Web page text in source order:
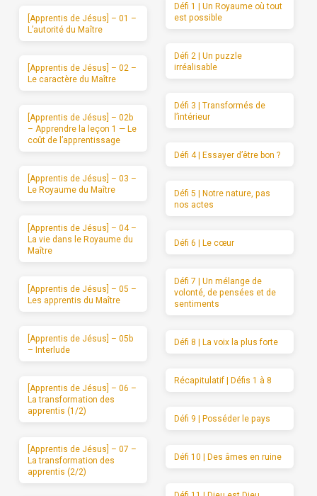
[Apprentis de Jésus] – 01 –
L’autorité du Maître
[Apprentis de Jésus] – 02 –
Le caractère du Maître
[Apprentis de Jésus] – 02b
– Apprendre la leçon 1 — Le
coût de l’apprentissage
[Apprentis de Jésus] – 03 –
Le Royaume du Maître
[Apprentis de Jésus] – 04 –
La vie dans le Royaume du
Maître
[Apprentis de Jésus] – 05 –
Les apprentis du Maître
[Apprentis de Jésus] – 05b
– Interlude
[Apprentis de Jésus] – 06 –
La transformation des
apprentis (1/2)
[Apprentis de Jésus] – 07 –
La transformation des
apprentis (2/2)
Défi 1 | Un Royaume où tout
est possible
Défi 2 | Un puzzle
irréalisable
Défi 3 | Transformés de
l’intérieur
Défi 4 | Essayer d’être bon ?
Défi 5 | Notre nature, pas
nos actes
Défi 6 | Le cœur
Défi 7 | Un mélange de
volonté, de pensées et de
sentiments
Défi 8 | La voix la plus forte
Récapitulatif | Défis 1 à 8
Défi 9 | Posséder le pays
Défi 10 | Des âmes en ruine